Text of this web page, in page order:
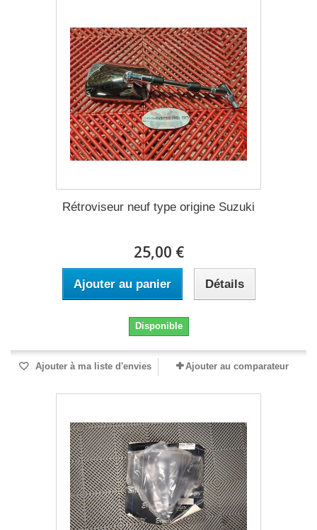
Rétroviseur neuf type origine Suzuki
25,00 €
Ajouter au panier Détails
Disponible
Ajouter à ma liste d'envies Ajouter au comparateur